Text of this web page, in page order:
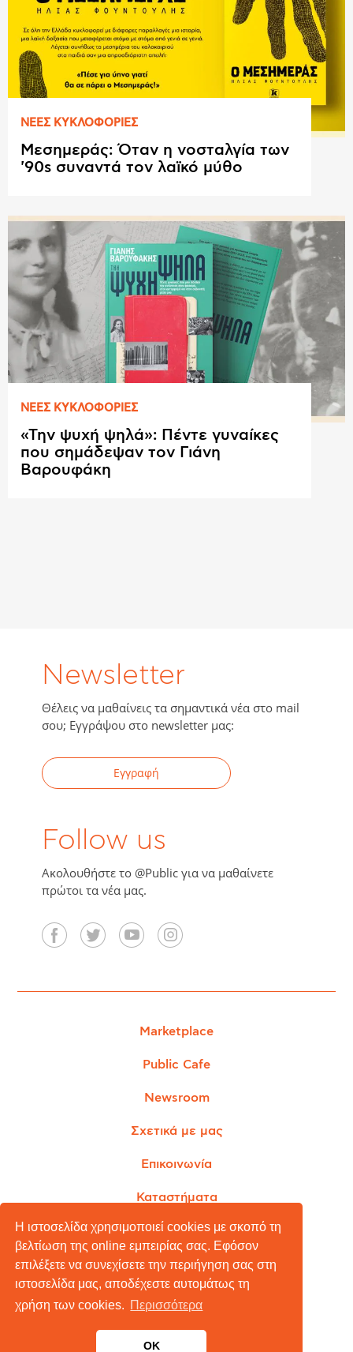
Η ιστοσελίδα χρησιμοποιεί cookies με σκοπό τη
βελτίωση της online εμπειρίας σας. Εφόσον
επιλέξετε να συνεχίσετε την περιήγηση σας στη
ιστοσελίδα μας, αποδέχεστε αυτομάτως τη
χρήση των cookies. Περισσότερα
OK
ΝΕΕΣ ΚΥΚΛΟΦΟΡΙΕΣ
Μεσημεράς: Όταν η νοσταλγία των
'90s συναντά τον λαϊκό μύθο
ΝΕΕΣ ΚΥΚΛΟΦΟΡΙΕΣ
«Την ψυχή ψηλά»: Πέντε γυναίκες
που σημάδεψαν τον Γιάνη
Βαρουφάκη
Marketplace
Public Cafe
Newsroom
Σχετικά με μας
Επικοινωνία
Καταστήματα
Newsletter
Θέλεις να μαθαίνεις τα σημαντικά νέα στο mail
σου; Εγγράψου στο newsletter μας:
Εγγραφή
Follow us
Ακολουθήστε το @Public για να μαθαίνετε
πρώτοι τα νέα μας.
Όροι Χρήσης
Πολιτική Απορρήτου
Πολιτική Cookies